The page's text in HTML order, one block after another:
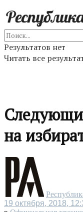
Результатов нет
Читать все
на
19 октября, 2018,